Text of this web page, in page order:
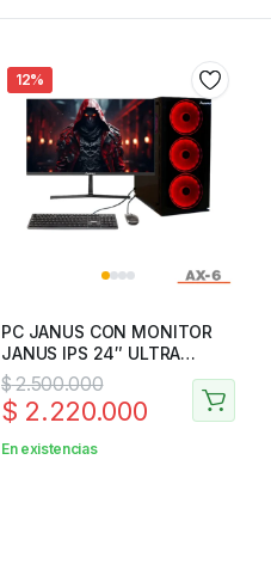
12%
PC JANUS CON MONITOR
JANUS IPS 24″ ULTRA
DELGADO
$2.500.000
$ 2.220.000
En existencias